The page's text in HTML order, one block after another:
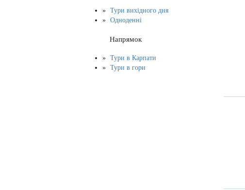
Тури вихідного дня
Одноденні
Напрямок
Тури в Карпати
Тури в гори